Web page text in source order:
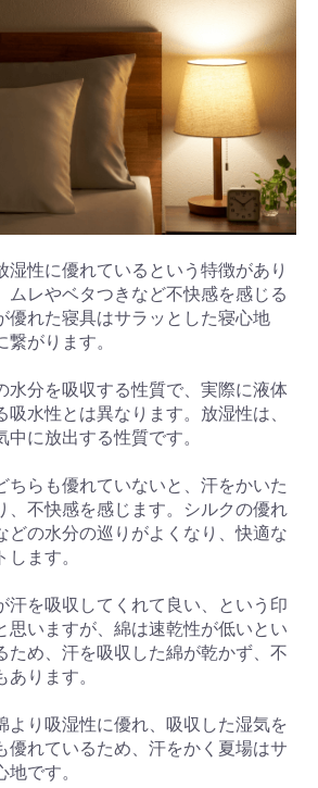
湿性に優れているという特徴があり
ムレやベタつきなど不快感を感じる
優れた寝具はサラッとした寝心地
がります。
水分を吸収する性質で、実際に液体
水性とは異なります。放湿性は、
に放出する性質です。
ちらも優れていないと、汗をかいた
、不快感を感じます。シルクの優れ
どの水分の巡りがよくなり、快適な
ます。
汗を吸収してくれて良い、という印
思いますが、綿は速乾性が低いとい
ため、汗を吸収した綿が乾かず、不
ります。
より吸湿性に優れ、吸収した湿気を
優れているため、汗をかく夏場はサ
です。